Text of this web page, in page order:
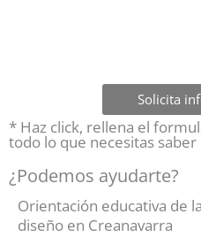
Solicita
* Haz click, rellena el
todo lo que necesitas saber
¿Podemos ayudarte?
Orientación educativa de
diseño en Creanavarra